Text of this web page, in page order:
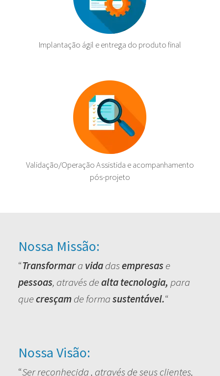
Implantação ágil e entrega do produto final
Validação/Operação Assistida e acompanhamento
pós-projeto
Nossa Missão:
“Transformara vidadasempresase
pessoas, através dealta tecnologia, para
quecresçam de formasustentável.“
Nossa Visão:
“Ser reconhecida , através de seus clientes,